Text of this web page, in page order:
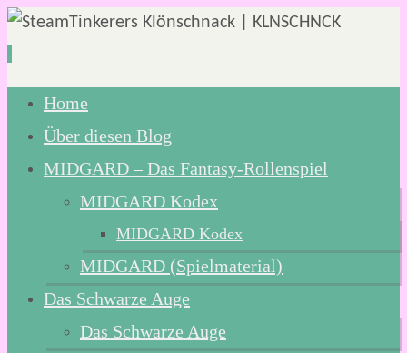
Zum
Inhalt
springen
Home
Über diesen Blog
MIDGARD – Das Fantasy-Rollenspiel
MIDGARD Kodex
MIDGARD Kodex
MIDGARD (Spielmaterial)
Das Schwarze Auge
Das Schwarze Auge